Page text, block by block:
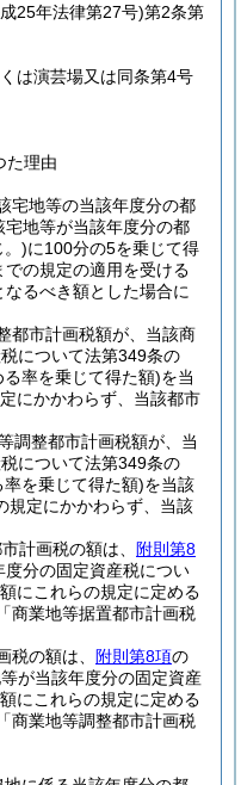
25年法律第27号)第2条第
は演芸場又は同条第4号
た理由
宅地等の当該年度分の都
宅地等が当該年度分の都
。)に100分の5を乗じて得
の規定の適用を受ける
るべき額とした場合に
都市計画税額が、当該商
について法第349条の
率を乗じて得た額)を当
にかかわらず、当該都市
調整都市計画税額が、当
について法第349条の
を乗じて得た額)を当該
規定にかかわらず、当該
計画税の額は、
附則第8
分の固定資産税につい
にこれらの規定に定める
商業地等据置都市計画税
の額は、 附則第8項の
が当該年度分の固定資産
にこれらの規定に定める
商業地等調整都市計画税